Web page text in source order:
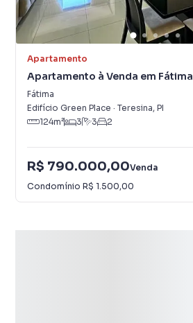
Apartamento
Apartamento à Venda em Fátima
Fátima
Edifício Green Place · Teresina, PI
124m² 3 3 2
R$ 790.000,00Venda
Condomínio R$ 1.500,00